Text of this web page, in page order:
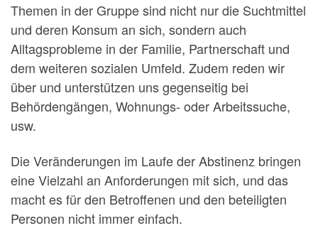
Themen in der Gruppe sind nicht nur die Suchtmittel
und deren Konsum an sich, sondern auch
Alltagsprobleme in der Familie, Partnerschaft und
dem weiteren sozialen Umfeld. Zudem reden wir
über und unterstützen uns gegenseitig bei
Behördengängen, Wohnungs- oder Arbeitssuche,
usw.
Die Veränderungen im Laufe der Abstinenz bringen
eine Vielzahl an Anforderungen mit sich, und das
macht es für den Betroffenen und den beteiligten
Personen nicht immer einfach.